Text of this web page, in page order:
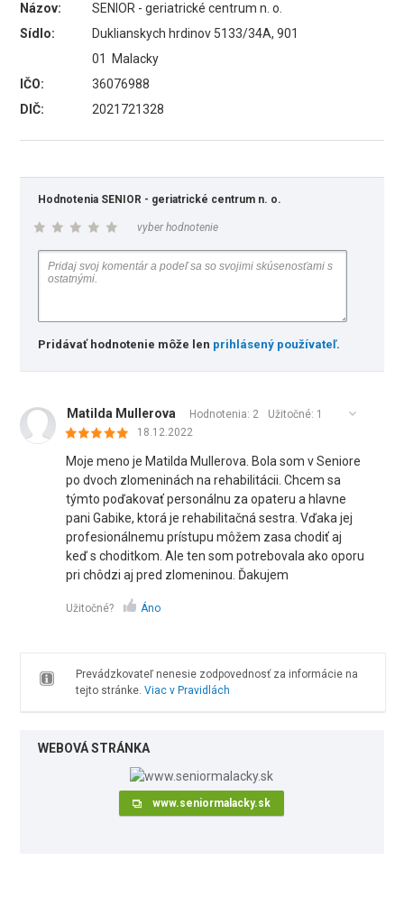
Názov:
SENIOR - geriatrické centrum n. o.
Sídlo:
Duklianskych hrdinov 5133/34A, 901
01 Malacky
IČO:
36076988
DIČ:
2021721328
Hodnotenia SENIOR - geriatrické centrum n. o.
vyber hodnotenie
Pridávať hodnotenie môže len prihlásený používateľ.
Matilda Mullerova Hodnotenia: 2 Užitočné: 1
18.12.2022
Moje meno je Matilda Mullerova. Bola som v Seniore
po dvoch zlomeninách na rehabilitácii. Chcem sa
týmto poďakovať personálnu za opateru a hlavne
pani Gabike, ktorá je rehabilitačná sestra. Vďaka jej
profesionálnemu prístupu môžem zasa chodiť aj
keď s choditkom. Ale ten som potrebovala ako oporu
pri chôdzi aj pred zlomeninou. Ďakujem
Užitočné? Áno
Prevádzkovateľ nenesie zodpovednosť za informácie na
tejto stránke. Viac v Pravidlách
WEBOVÁ STRÁNKA
www.seniormalacky.sk